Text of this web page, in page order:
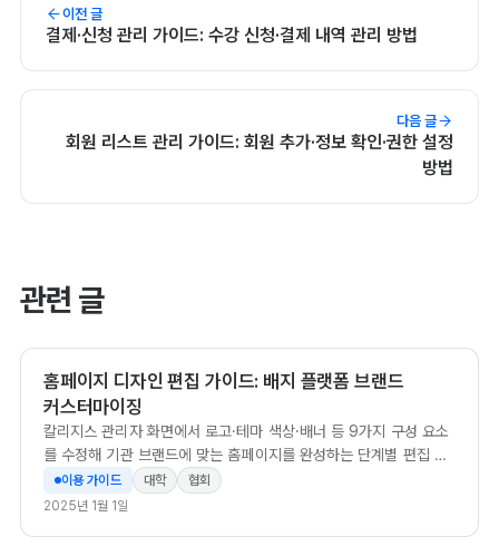
이전 글
결제·신청 관리 가이드: 수강 신청·결제 내역 관리 방법
다음 글
회원 리스트 관리 가이드: 회원 추가·정보 확인·권한 설정
방법
관련 글
홈페이지 디자인 편집 가이드: 배지 플랫폼 브랜드
커스터마이징
칼리지스 관리자 화면에서 로고·테마 색상·배너 등 9가지 구성 요소
를 수정해 기관 브랜드에 맞는 홈페이지를 완성하는 단계별 편집 가
이드.
이용 가이드 대학
협회
2025년 1월 1일